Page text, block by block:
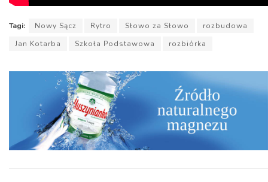
Tagi: Nowy Sącz Rytro Słowo za Słowo
rozbudowa
Jan Kotarba
Szkoła Podstawowa rozbiórka